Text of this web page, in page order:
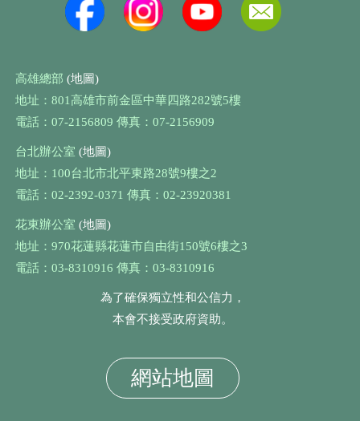
高雄總部 (地圖)
地址：801高雄市前金區中華四路282號5樓
電話：07-2156809 傳真：07-2156909
台北辦公室 (地圖)
地址：100台北市北平東路28號9樓之2
電話：02-2392-0371 傳真：02-23920381
花東辦公室 (地圖)
地址：970花蓮縣花蓮市自由街150號6樓之3
電話：03-8310916 傳真：03-8310916
為了確保獨立性和公信力，
本會不接受政府資助。
網站地圖